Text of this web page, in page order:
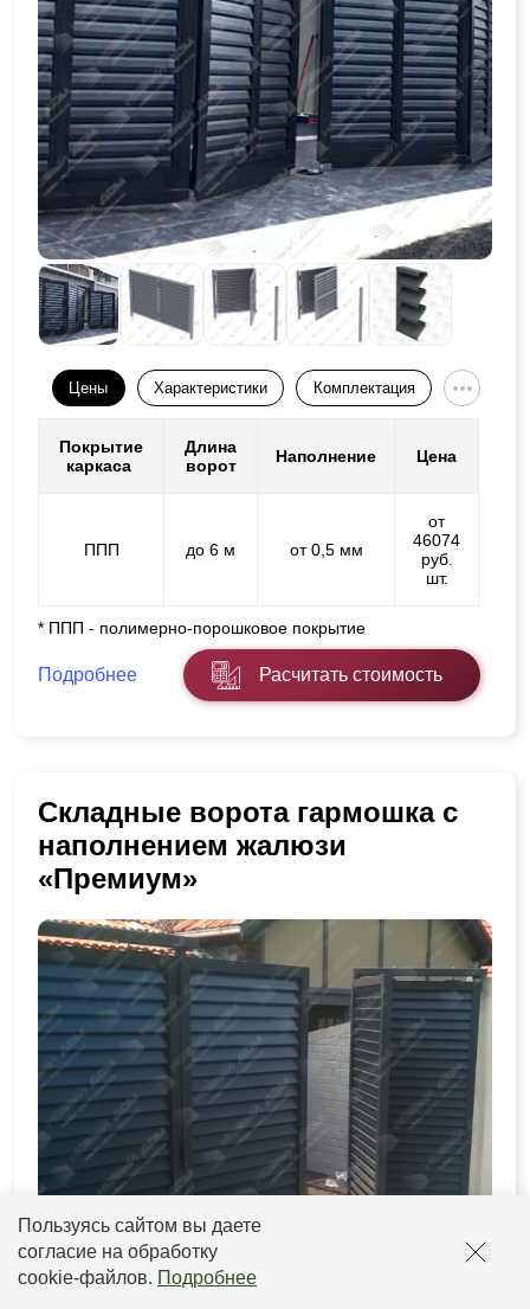
Пользуясь сайтом вы даете
согласие на обработку
cookie-файлов. Подробнее
Цены Характеристики Комплектация
Покрытие
каркаса
Длина
ворот
Наполнение Цена
ППП до 6 м от 0,5 мм
от
46074
руб.
шт.
* ППП - полимерно-порошковое покрытие
Подробнее Расчитать стоимость
Складные ворота гармошка с
наполнением жалюзи
«Премиум»